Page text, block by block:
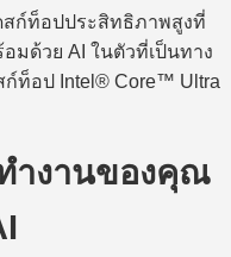
สก์ท็อปประสิทธิภาพสูงที่
มด้วย AI ในตัวที่เป็นทาง
ก์ท็อป Intel® Core™ Ultra
ทำงานของคุณ